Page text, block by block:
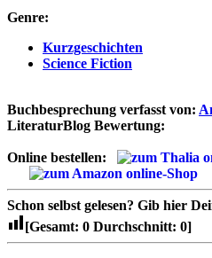
Genre:
Kurzgeschichten
Science Fiction
Buchbesprechung verfasst von:
LiteraturBlog Bewertung:
Online bestellen:
Schon selbst gelesen? Gib hier
[Gesamt: 0 Durchschnitt: 0]